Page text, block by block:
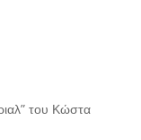
του Κώστα